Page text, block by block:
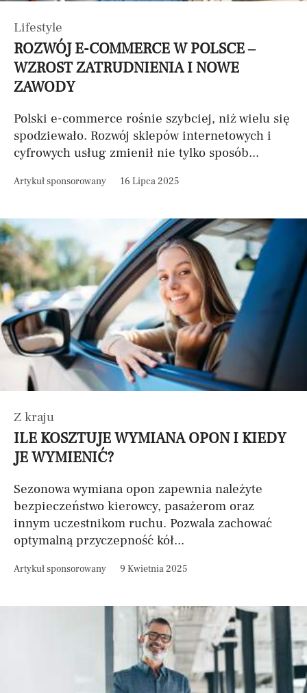
Lifestyle
ROZWÓJ E-COMMERCE W POLSCE –
WZROST ZATRUDNIENIA I NOWE
ZAWODY
Polski e-commerce rośnie szybciej, niż wielu się
spodziewało. Rozwój sklepów internetowych i
cyfrowych usług zmienił nie tylko sposób...
Artykuł sponsorowany 16 Lipca 2025
Z kraju
ILE KOSZTUJE WYMIANA OPON I KIEDY
JE WYMIENIĆ?
Sezonowa wymiana opon zapewnia należyte
bezpieczeństwo kierowcy, pasażerom oraz
innym uczestnikom ruchu. Pozwala zachować
optymalną przyczepność kół...
Artykuł sponsorowany 9 Kwietnia 2025